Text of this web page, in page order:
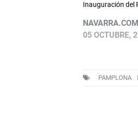
Inauguración del
NAVARRA.COM
05 OCTUBRE,
PAMPLONA